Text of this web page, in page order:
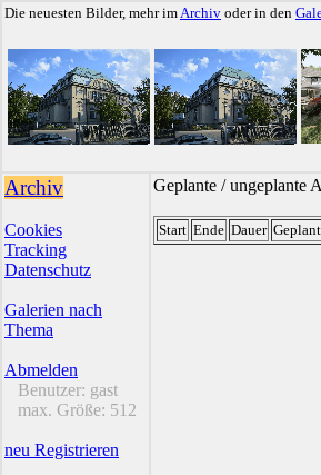
Die neuesten Bilder, mehr imArchiv oder in den
Archiv
Cookies
Tracking
Datenschutz
Galerien nach
Thema
Abmelden
Benutzer: gast
max. Größe: 512
neu Registrieren
Geplante / ungeplante
Start Ende Dauer Geplant